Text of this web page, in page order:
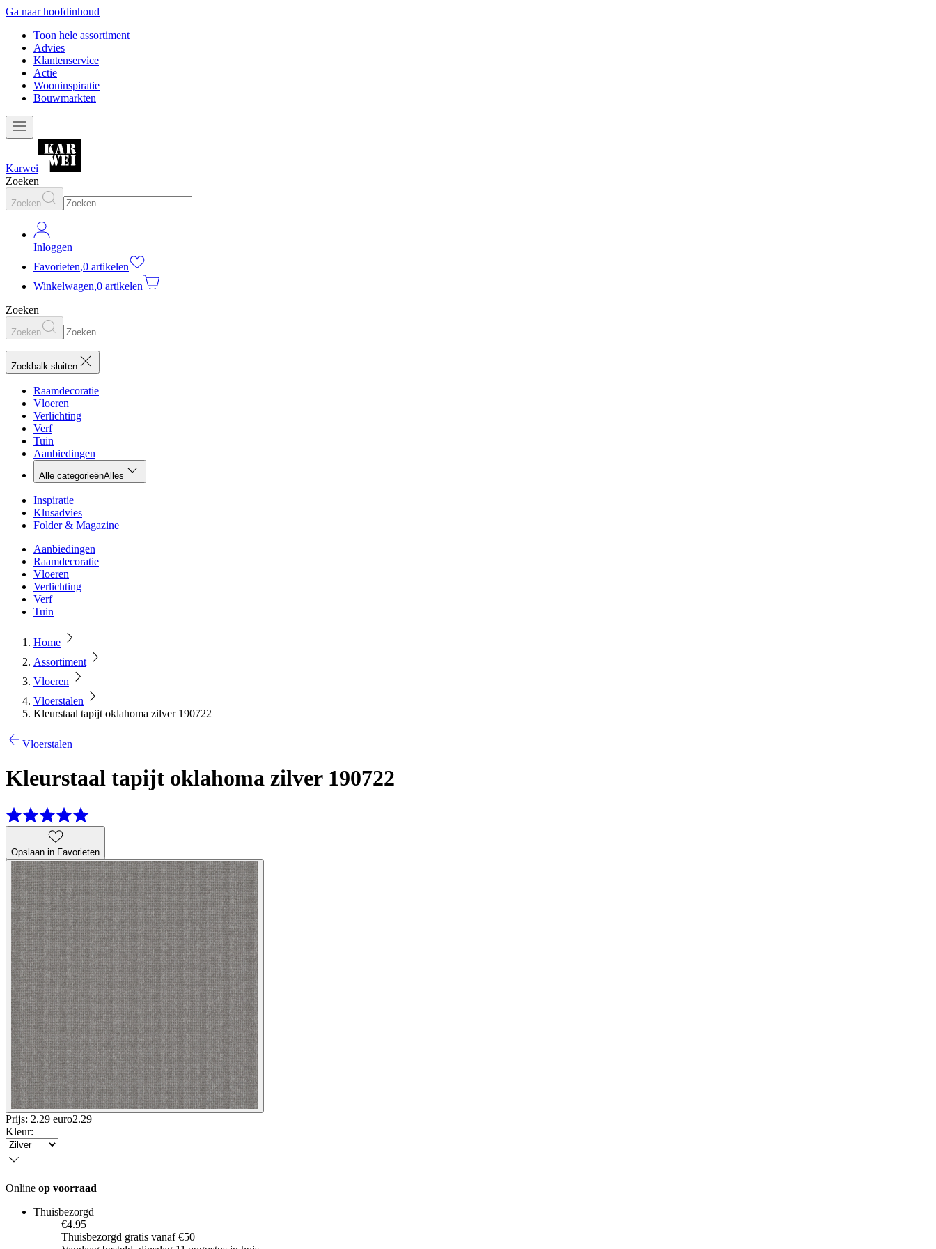
Ga naar hoofdinhoud
Toon hele assortiment
Advies
Klantenservice
Actie
Wooninspiratie
Bouwmarkten
Karwei
Zoeken
Zoeken
Inloggen
Favorieten,0 artikelen
Winkelwagen,0 artikelen
Zoeken
Zoeken
Zoekbalk sluiten
Raamdecoratie
Vloeren
Verlichting
Verf
Tuin
Aanbiedingen
Alle categorieënAlles
Inspiratie
Klusadvies
Folder & Magazine
Aanbiedingen
Raamdecoratie
Vloeren
Verlichting
Verf
Tuin
Home
Assortiment
Vloeren
Vloerstalen
Kleurstaal tapijt oklahoma zilver 190722
Vloerstalen
Kleurstaal tapijt oklahoma zilver 190722
Opslaan in Favorieten
Prijs: 2.29 euro2.29
Kleur:
Online op voorraad
Thuisbezorgd
€4.95
Thuisbezorgd gratis vanaf €50